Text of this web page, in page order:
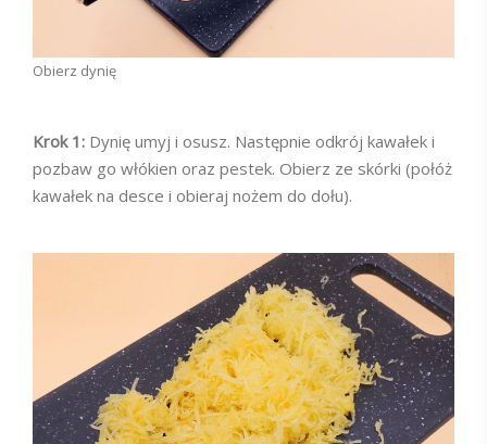
Obierz dynię
Krok 1: Dynię umyj i osusz. Następnie odkrój kawałek i
pozbaw go włókien oraz pestek. Obierz ze skórki (połóż
kawałek na desce i obieraj nożem do dołu).